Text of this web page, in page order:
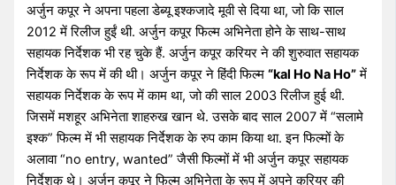
अर्जुन कपूर ने अपना पहला डेब्यू इश्कजादे मूवी से दिया था, जो कि साल
2012 में रिलीज हुईं थी. अर्जुन कपूर फिल्म अभिनेता होने के साथ-साथ
सहायक निर्देशक भी रह चुके हैं. अर्जुन कपूर करियर ने की शुरुवात सहायक
निर्देशक के रूप में की थी। अर्जुन कपूर ने हिंदी फिल्म“kal Ho Na Ho”में
सहायक निर्देशक के रूप में काम था, जो की साल 2003 रिलीज हुई थी.
जिसमें मशहूर अभिनेता शाहरुख खान थे. उसके बाद साल 2007 में “सलामे
इश्क” फिल्म में भी सहायक निर्देशक के रुप काम किया था. इन फिल्मों के
अलावा “no entry, wanted” जैसी फिल्मों में भी अर्जुन कपूर सहायक
निर्देशक थे। अर्जुन कपूर ने फिल्म अभिनेता के रूप में अपने करियर की